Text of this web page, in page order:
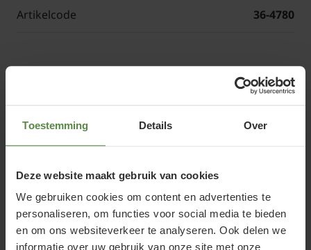
Toestemming Details Over
Deze website maakt gebruik van cookies
We gebruiken cookies om content en advertenties te
personaliseren, om functies voor social media te bieden
en om ons websiteverkeer te analyseren. Ook delen we
informatie over uw gebruik van onze site met onze
Artikelcode 36-4780
of Indisch bloemriet mix
als knol
De Canna Mix, een prachtige knolgewas
collectie, staat bekend om zijn exotische
uitstraling en levendige kleuren. Deze planten
zijn een spectaculaire aanvulling op elke tuin,